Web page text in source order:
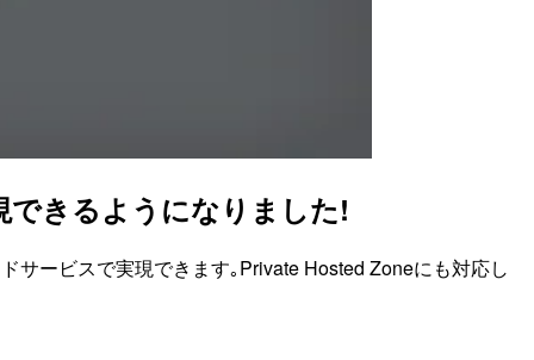
できるようになりました!
サービスで実現できます｡Private Hosted Zoneにも対応し